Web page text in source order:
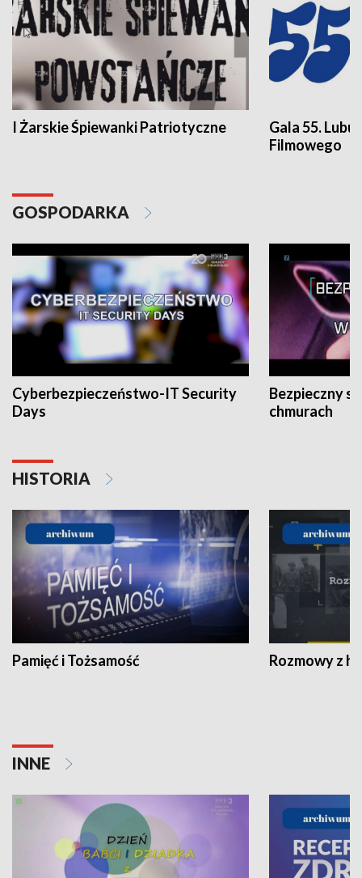
I Żarskie Śpiewanki Patriotyczne
Gala 55.
Filmowego
GOSPODARKA
Cyberbezpieczeństwo-IT Security
Days
Bezpieczny
chmurach
HISTORIA
Pamięć i Tożsamość Rozmowy z
INNE